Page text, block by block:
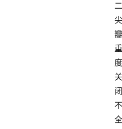
二
尖
瓣
重
度
关
闭
不
全